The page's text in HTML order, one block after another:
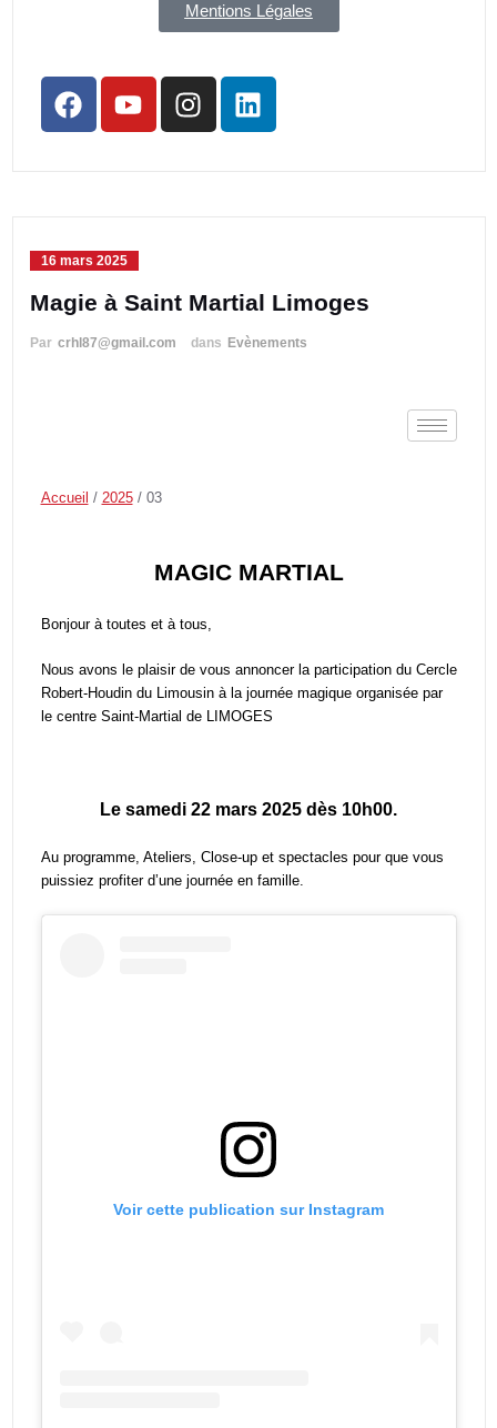
Mentions Légales
16 mars 2025
Magie à Saint Martial Limoges
Par crhl87@gmail.com dans Evènements
Accueil / 2025 /03
MAGIC MARTIAL
Bonjour à toutes et à tous,
Nous avons le plaisir de vous annoncer la participation du Cercle
Robert-Houdin du Limousin à la journée magique organisée par
le centre Saint-Martial de LIMOGES
Le samedi 22 mars 2025 dès 10h00.
Au programme, Ateliers, Close-up et spectacles pour que vous
puissiez profiter d’une journée en famille.
Voir cette publication sur Instagram